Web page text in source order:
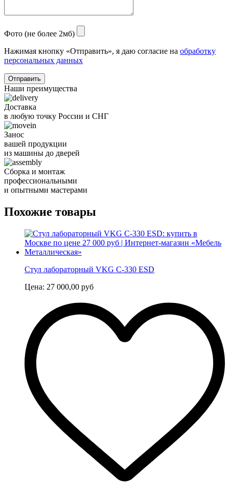
Фото (не более 2мб)
Нажимая кнопку «Отправить», я даю согласие на обработку
персональных данных
Отправить
Наши преимущества
Доставка
в любую точку России и СНГ
Занос
вашей продукции
из машины до дверей
Сборка и монтаж
профессиональными
и опытными мастерами
Похожие товары
Стул лабораторный VKG C-330 ESD
Цена: 27 000,00 руб